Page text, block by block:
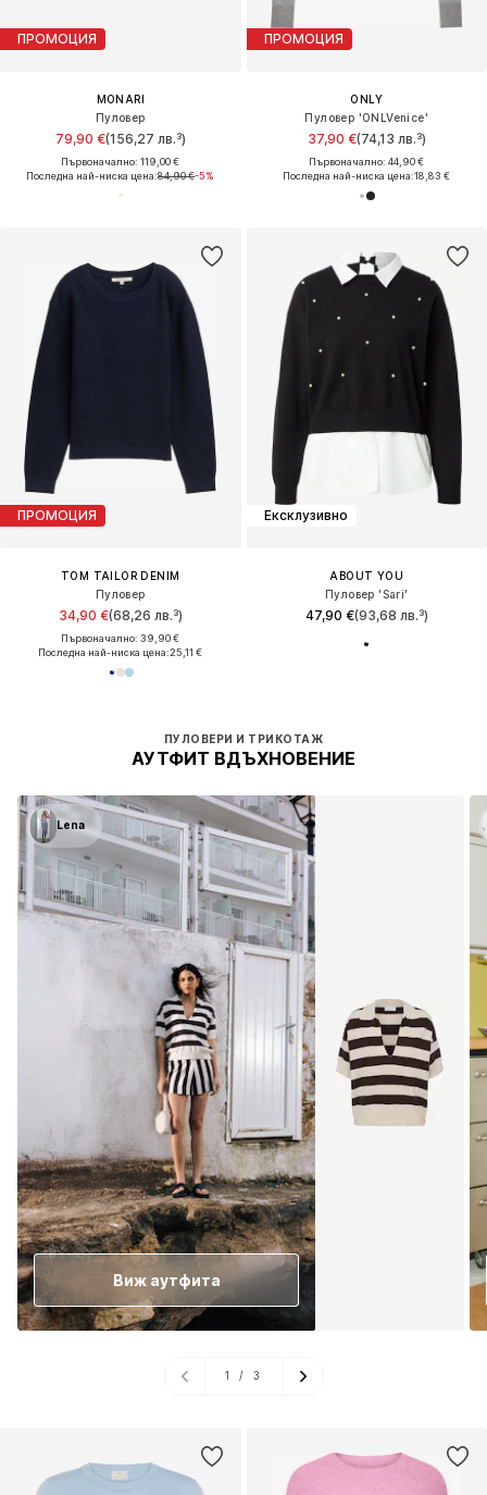
ПРОМОЦИЯ
MONARI
Пуловер
79,90 €(156,27 лв.³)
Първоначално: 119,00 €
Последна най-ниска цена:84,90 €-5%
ПРОМОЦИЯ
ONLY
Пуловер 'ONLVenice'
37,90 €(74,13 лв.³)
Първоначално: 44,90 €
Последна най-ниска цена:18,83 €
ПРОМОЦИЯ
TOM TAILOR DENIM
Пуловер
34,90 €(68,26 лв.³)
Първоначално: 39,90 €
Последна най-ниска цена:25,11 €
Ексклузивно
ABOUT YOU
Пуловер 'Sari'
47,90 €(93,68 лв.³)
ПУЛОВЕРИ И ТРИКОТАЖ
АУТФИТ ВДЪХНОВЕНИЕ
Lena
Виж аутфита
1 / 3